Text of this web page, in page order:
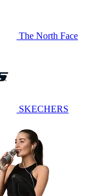
The North Face
SKECHERS